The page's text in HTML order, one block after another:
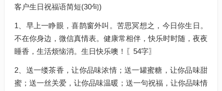
客户生日祝福语简短(30句)
1、早上一睁眼，喜鹊窗外叫。苦思冥想之，今日你生日。
不在你身边，微信真情表。健康常相伴，快乐时时随，夜夜
睡香，生活烦恼消。生日快乐噢！〖54字〗
2、送一缕茶香，让你品味浓情；送一罐蜜糖，让你品味甜
蜜；送一丝关爱，让你品味温暖；送一句祝福，让你品味情